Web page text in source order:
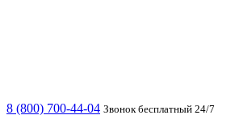
8 (800) 700-44-04 Звонок бесплатный 24/7